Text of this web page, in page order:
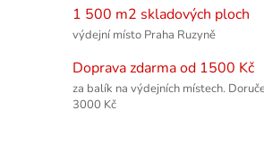
1 500 m2 skladových ploch
výdejní místo Praha Ruzyně
Doprava zdarma od 1500 Kč
za balík na výdejních místech.
3000 Kč